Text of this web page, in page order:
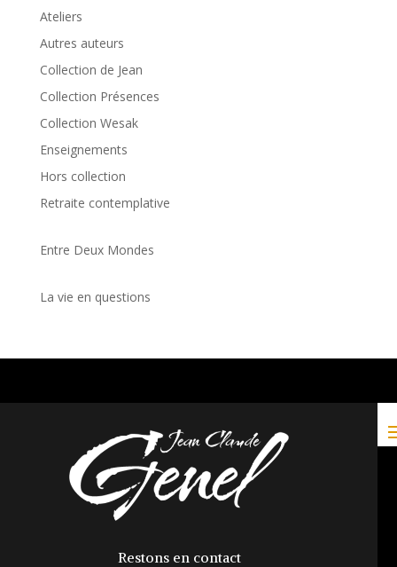
Ateliers
Autres auteurs
Collection de Jean
Collection Présences
Collection Wesak
Enseignements
Hors collection
Retraite contemplative
Entre Deux Mondes
La vie en questions
Restons en contact